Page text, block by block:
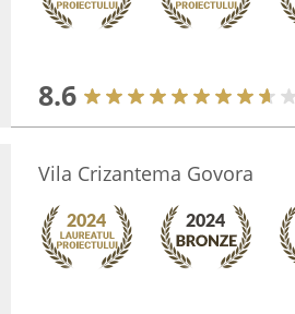
8.6
Vila Crizantema Govora